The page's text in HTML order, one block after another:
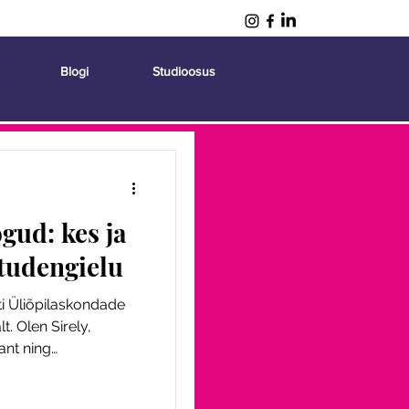
Blogi Studioosus
kes ja
Üliõpilaskondade
Olen Sirely,
ning